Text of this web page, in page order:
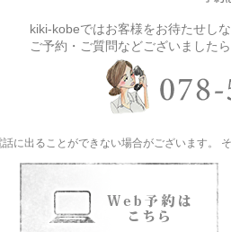
kiki-kobeではお客様をお待たせし
ご予約・ご質問などございました
に出ることができない場合がございます。